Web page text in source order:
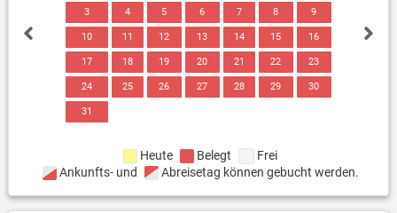
3 4 5 6 7 8 9
10 11 12 13 14 15 16
17 18 19 20 21 22 23
24 25 26 27 28 29 30
31
Heute Belegt
Frei
Ankunfts- und
Abreisetag können gebucht werden.